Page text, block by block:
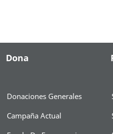
Dona
Donaciones Generales
Campaña Actual